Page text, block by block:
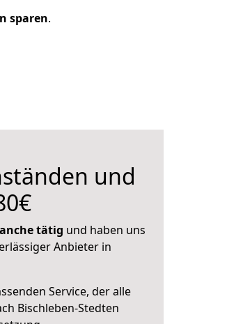
sparen.
und
tätig und haben uns
Anbieter in
Service, der alle
Bischleben-Stedten